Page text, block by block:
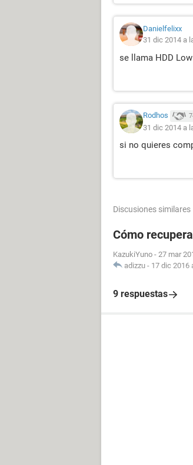
Danielfelixx
31 dic 2014 a
se llama HDD
Rodhos
31 dic 2014 a
si no quieres
Discusiones similares
Cómo
KazukiYuno - 27 mar
adizzu - 17 dic 2016
9 respuestas